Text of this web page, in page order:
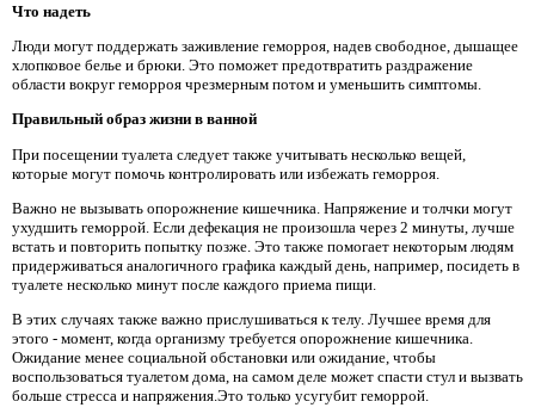
Что надеть
Люди могут поддержать заживление геморроя, надев свободное, дышащее
хлопковое белье и брюки. Это поможет предотвратить раздражение
области вокруг геморроя чрезмерным потом и уменьшить симптомы.
Правильный образ жизни в ванной
При посещении туалета следует также учитывать несколько вещей,
которые могут помочь контролировать или избежать геморроя.
Важно не вызывать опорожнение кишечника. Напряжение и толчки могут
ухудшить геморрой. Если дефекация не произошла через 2 минуты, лучше
встать и повторить попытку позже. Это также помогает некоторым людям
придерживаться аналогичного графика каждый день, например, посидеть в
туалете несколько минут после каждого приема пищи.
В этих случаях также важно прислушиваться к телу. Лучшее время для
этого - момент, когда организму требуется опорожнение кишечника.
Ожидание менее социальной обстановки или ожидание, чтобы
воспользоваться туалетом дома, на самом деле может спасти стул и вызвать
больше стресса и напряжения.Это только усугубит геморрой.